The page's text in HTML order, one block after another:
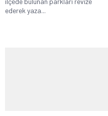
ederek yaza...